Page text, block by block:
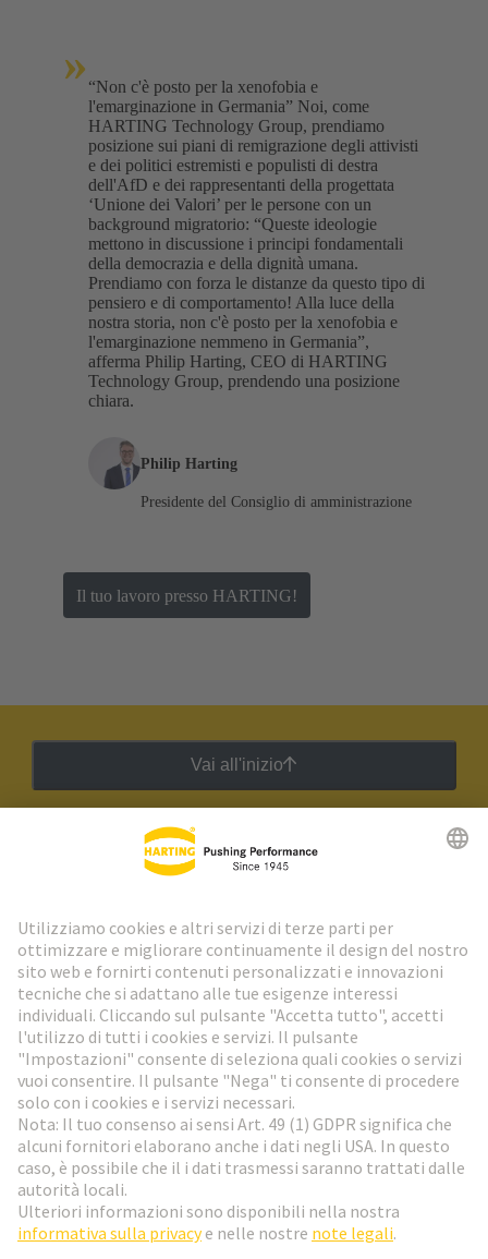
» “Non c'è posto per la xenofobia e
l'emarginazione in Germania” Noi, come
HARTING Technology Group, prendiamo
posizione sui piani di remigrazione degli attivisti
e dei politici estremisti e populisti di destra
dell'AfD e dei rappresentanti della progettata
‘Unione dei Valori’ per le persone con un
background migratorio: “Queste ideologie
mettono in discussione i principi fondamentali
della democrazia e della dignità umana.
Prendiamo con forza le distanze da questo tipo di
pensiero e di comportamento! Alla luce della
nostra storia, non c'è posto per la xenofobia e
l'emarginazione nemmeno in Germania”,
afferma Philip Harting, CEO di HARTING
Technology Group, prendendo una posizione
chiara.
Philip Harting
Presidente del Consiglio di amministrazione
Il tuo lavoro presso HARTING!
Vai all'inizio
Newsletter HARTING
Vai al registrazione
Social Media
Svizzera Italiano